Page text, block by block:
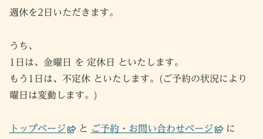
週休を2日いただきます。
うち、
1日は、金曜日 を 定休日 といたします。
もう1日は、不定休 といたします。(ご予約の状況により
曜日は変動します。)
トップページ と ご予約・お問い合わせページ
に